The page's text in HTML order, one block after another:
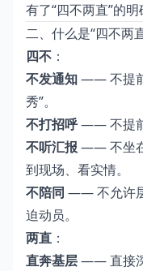
有了“四不两直”的明
二、什么是“四不两
四不 ：
不发通知—— 不提
秀”。
不打招呼—— 不提前
不听汇报—— 不坐
到现场、看实情。
不陪同 —— 不允许
迫动员。
两直 ：
直奔基层—— 直接